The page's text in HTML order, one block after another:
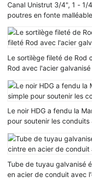
Canal Unistrut 3/4", 1 - 1/
poutres en fonte
Le sortilège fileté de Rod
Rod avec l'acier galvanisé
Le noir HDG a fendu la
pour soutenir les conduits
Tube de tuyau galvanisé
en acier de conduit avec